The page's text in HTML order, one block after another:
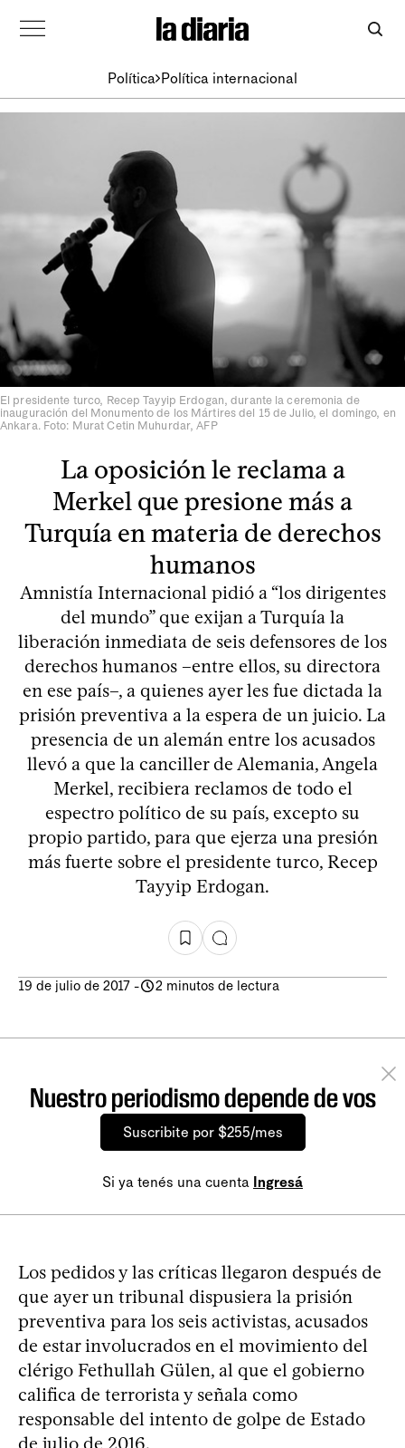
Política Política internacional
El presidente turco, Recep Tayyip Erdogan, durante la ceremonia de
inauguración del Monumento de los Mártires del 15 de Julio, el domingo, en
Ankara. Foto: Murat Cetin Muhurdar, AFP
La oposición le reclama a
Merkel que presione más a
Turquía en materia de derechos
humanos
Amnistía Internacional pidió a “los dirigentes
del mundo” que exijan a Turquía la
liberación inmediata de seis defensores de los
derechos humanos –entre ellos, su directora
en ese país–, a quienes ayer les fue dictada la
prisión preventiva a la espera de un juicio. La
presencia de un alemán entre los acusados
llevó a que la canciller de Alemania, Angela
Merkel, recibiera reclamos de todo el
espectro político de su país, excepto su
propio partido, para que ejerza una presión
más fuerte sobre el presidente turco, Recep
Tayyip Erdogan.
19 de julio de 2017 - 2 minutos de lectura
Nuestro periodismo depende de vos
Suscribite por $255/mes
Si ya tenés una cuenta Ingresá
Los pedidos y las críticas llegaron después de
que ayer un tribunal dispusiera la prisión
preventiva para los seis activistas, acusados
de estar involucrados en el movimiento del
clérigo Fethullah Gülen, al que el gobierno
califica de terrorista y señala como
responsable del intento de golpe de Estado
de julio de 2016.